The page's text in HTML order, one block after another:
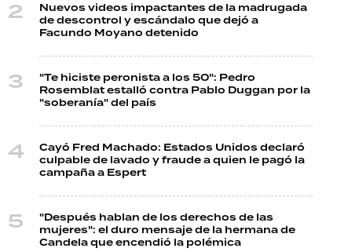
Nuevos videos impactantes de la madrugada
de descontrol y escándalo que dejó a
Facundo Moyano detenido
"Te hiciste peronista a los 50": Pedro
Rosemblat estalló contra Pablo Duggan por la
"soberanía" del país
Cayó Fred Machado: Estados Unidos declaró
culpable de lavado y fraude a quien le pagó la
campaña a Espert
"Después hablan de los derechos de las
mujeres": el duro mensaje de la hermana de
Candela que encendió la polémica